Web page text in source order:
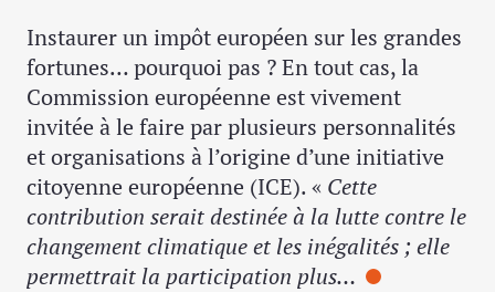
Instaurer un impôt européen sur les grandes
fortunes… pourquoi pas ? En tout cas, la
Commission européenne est vivement
invitée à le faire par plusieurs personnalités
et organisations à l’origine d’une initiative
citoyenne européenne (ICE). « Cette
contribution serait destinée à la lutte contre le
changement climatique et les inégalités ; elle
permettrait la participation plus…